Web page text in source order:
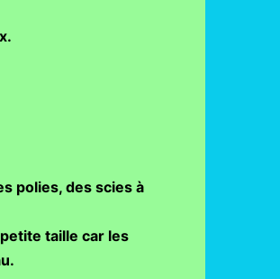
polies, des scies à
taille car les